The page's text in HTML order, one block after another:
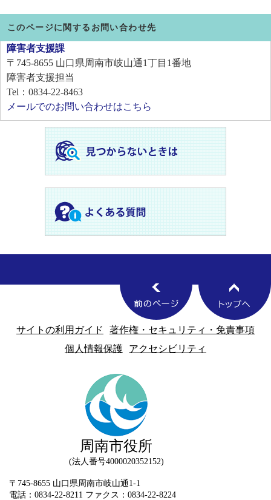
このページに関するお問い合わせ先
障害者支援課
〒745-8655 山口県周南市岐山通1丁目1番地
障害者支援担当
Tel：0834-22-8463
メールでのお問い合わせはこちら
サイトの利用ガイド
著作権・セキュリティ・免責事項
個人情報保護
アクセシビリティ
周南市役所
法人番号4000020352152
〒745-8655 山口県周南市岐山通1-1
電話：0834-22-8211 ファクス：0834-22-8224